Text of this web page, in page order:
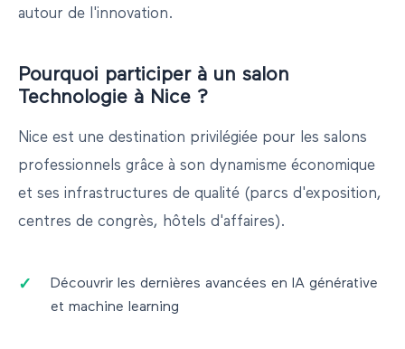
autour de l'innovation.
Pourquoi participer à un salon
Technologie à Nice ?
Nice est une destination privilégiée pour les salons
professionnels grâce à son dynamisme économique
et ses infrastructures de qualité (parcs d'exposition,
centres de congrès, hôtels d'affaires).
Découvrir les dernières avancées en IA générative
et machine learning